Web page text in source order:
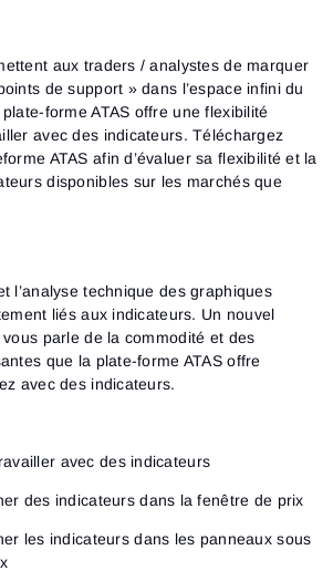
aux traders / analystes de marquer
de support » dans l’espace infini du
forme ATAS offre une flexibilité
avec des indicateurs. Téléchargez
ATAS afin d’évaluer sa flexibilité et la
disponibles sur les marchés que
l’analyse technique des graphiques
liés aux indicateurs. Un nouvel
parle de la commodité et des
que la plate-forme ATAS offre
avec des indicateurs.
avec des indicateurs
des indicateurs dans la fenêtre de prix
les indicateurs dans les panneaux sous